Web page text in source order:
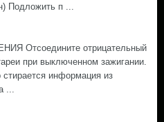
Подложить п ...
Отсоедините отрицательный
при выключенном зажигании.
информация из
...